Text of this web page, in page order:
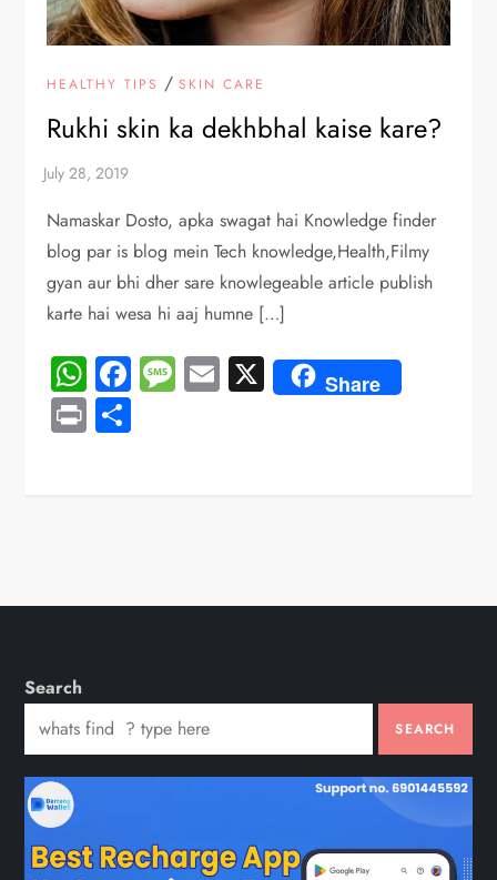
HEALTHY TIPS /SKIN CARE
Rukhi skin ka dekhbhal kaise kare?
Namaskar Dosto, apka swagat hai Knowledge finder
blog par is blog mein Tech knowledge,Health,Filmy
gyan aur bhi dher sare knowlegeable article publish
karte hai wesa hi aaj humne […]
WhatsApp
Facebook
Message
Email
X Share
Print
Search
SEARCH